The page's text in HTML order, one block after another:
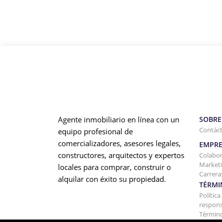
Agente inmobiliario en línea con un
equipo profesional de
comercializadores, asesores legales,
constructores, arquitectos y expertos
locales para comprar, construir o
alquilar con éxito su propiedad.